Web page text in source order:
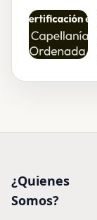
¿Quienes
Somos?